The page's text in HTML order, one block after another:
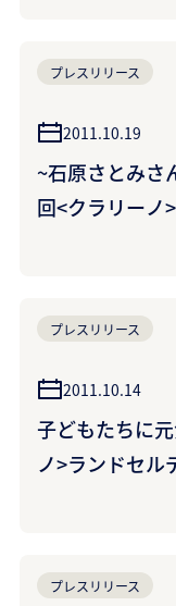
プレスリリース
2011.10.19
~石原さとみさ
回<クラリーノ
プレスリリース
2011.10.14
子どもたちに元気
ノ>ランドセル
プレスリリース